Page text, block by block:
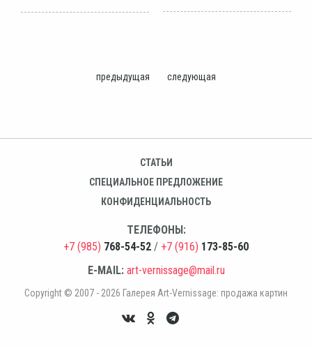
предыдущая следующая
СТАТЬИ
СПЕЦИАЛЬНОЕ ПРЕДЛОЖЕНИЕ
КОНФИДЕНЦИАЛЬНОСТЬ
ТЕЛЕФОНЫ:
+7 (985) 768-54-52 / +7 (916) 173-85-60
E-MAIL: art-vernissage@mail.ru
Copyright © 2007 - 2026 Галерея Art-Vernissage: продажа картин